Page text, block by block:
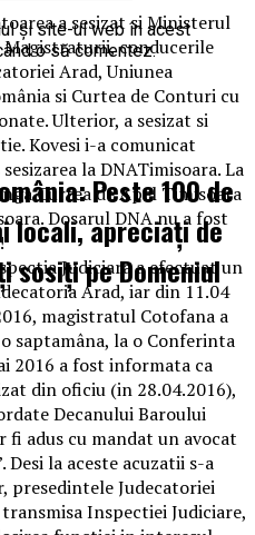
a sesizat si Ministerul
conducerile
Arad, Uniunea
si Curtea de Conturi cu
Ulterior, a sesizat si
Kovesi i-a comunicat
la DNATimisoara. La
Curtea de Apel Timisoara
Dosarul DNA nu a fost
Judiciara a efectuat un
Arad, iar din 11.04
magistratul Cotofana a
saptamâna, la o Conferinta
2016 a fost informata ca
din oficiu (in 28.04.2016),
Decanului Baroului
fi adus cu mandat un avocat
Desi la aceste acuzatii s-a
Judecatoriei
Inspectiei Judiciare,
și site-ul web în acest
o să comentez.
Peste 100 de
locali, apreciați de
sosiți pe Domeniul